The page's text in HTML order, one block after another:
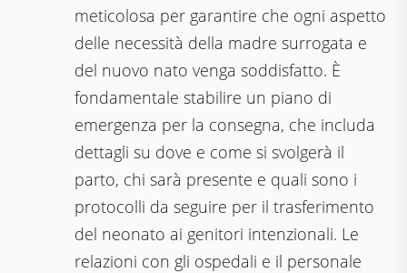
meticolosa per garantire che ogni aspetto
delle necessità della madre surrogata e
del nuovo nato venga soddisfatto. È
fondamentale stabilire un piano di
emergenza per la consegna, che includa
dettagli su dove e come si svolgerà il
parto, chi sarà presente e quali sono i
protocolli da seguire per il trasferimento
del neonato ai genitori intenzionali. Le
relazioni con gli ospedali e il personale